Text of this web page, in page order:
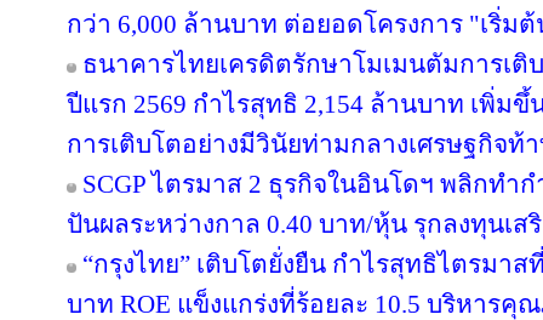
กว่า 6,000 ล้านบาท ต่อยอดโครงการ "เริ่ม
ธนาคารไทยเครดิตรักษาโมเมนตัมการเติ
ปีแรก 2569 กำไรสุทธิ 2,154 ล้านบาท เพิ่ม
การเติบโตอย่างมีวินัยท่ามกลางเศรษฐกิจท้
SCGP ไตรมาส 2 ธุรกิจในอินโดฯ พลิกทำ
ปันผลระหว่างกาล 0.40 บาท/หุ้น รุกลงทุนเ
“กรุงไทย” เติบโตยั่งยืน กำไรสุทธิไตรมาส
บาท ROE แข็งแกร่งที่ร้อยละ 10.5 บริหาร